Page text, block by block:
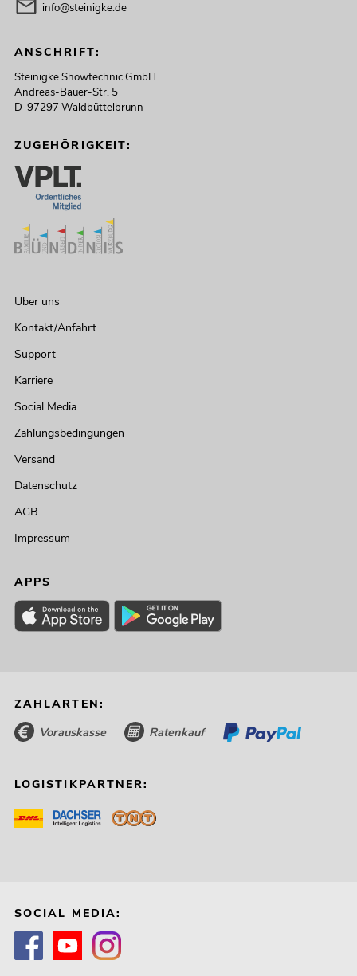
info@steinigke.de
ANSCHRIFT:
Steinigke Showtechnic GmbH
Andreas-Bauer-Str. 5
D-97297 Waldbüttelbrunn
ZUGEHÖRIGKEIT:
Über uns
Kontakt/Anfahrt
Support
Karriere
Social Media
Zahlungsbedingungen
Versand
Datenschutz
AGB
Impressum
APPS
ZAHLARTEN:
Vorauskasse Ratenkauf
LOGISTIKPARTNER:
SOCIAL MEDIA: